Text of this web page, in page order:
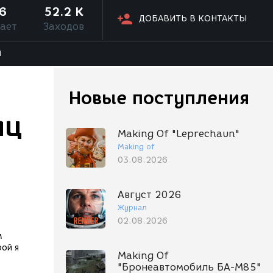
ДОБАВИТЬ В КОНТАКТЫ
52.2 K
Заходов
Новые поступления
Making Of "Leprechaun"
Making of
03.08.2026
Август 2026
Журнал
02.08.2026
Making Of
"Бронеавтомобиль БА-М85"
я